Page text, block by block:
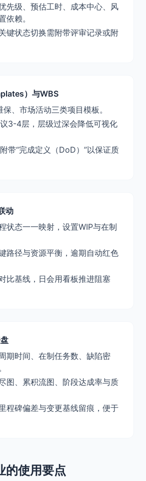
先级、预估工时、成本中心、风
依赖。
键状态切换需附带评审记录或附
）与WBS
、市场活动三类项目模板。
3-4层，层级过深会降低可视化
带“完成定义（DoD）”以保证质
动
状态一一映射，设置WIP与在制
路径与资源平衡，逾期自动红色
比基线，日会用看板推进阻塞
期时间、在制任务数、缺陷密
图、累积流图、阶段达成率与质
程碑偏差与变更基线留痕，便于
的使用要点